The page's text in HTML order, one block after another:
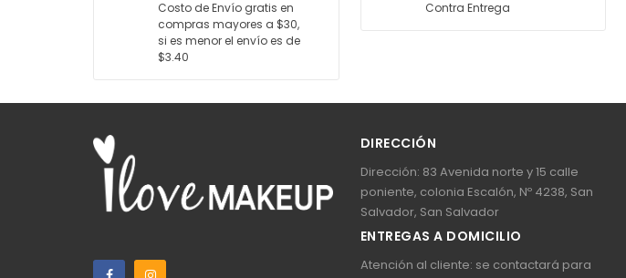
Costo de Envío gratis en
compras mayores a $30,
si es menor el envío es de
$3.40
Contra Entrega
DIRECCIÓN
Dirección: 83 Avenida norte y 15 calle
poniente, colonia Escalón, Nº 4238, San
Salvador, San Salvador
ENTREGAS A DOMICILIO
Atención al cliente: se contactará para